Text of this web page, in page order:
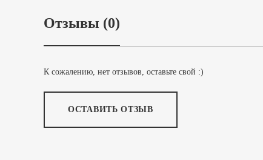
Отзывы (0)
К сожалению, нет отзывов, оставьте свой :)
ОСТАВИТЬ ОТЗЫВ